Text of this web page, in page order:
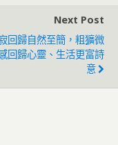
Next Post
回歸自然至簡，粗獷微
回歸心靈、生活更富詩
意